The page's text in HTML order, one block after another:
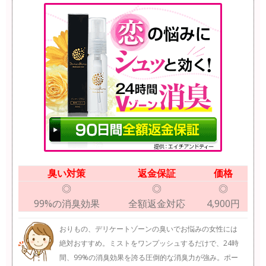
臭い対策 返金保証
価格
◎
99%の消臭効果
◎
全額返金対応
◎
4,900円
おりもの、デリケートゾーンの臭いでお悩みの女性には
絶対おすすめ。ミストをワンプッシュするだけで、24時
間、99%の消臭効果を誇る圧倒的な消臭力が強み。ポー